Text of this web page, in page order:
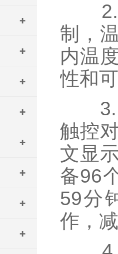
制，
内温
性和
触控
文显
备96
59分
作，